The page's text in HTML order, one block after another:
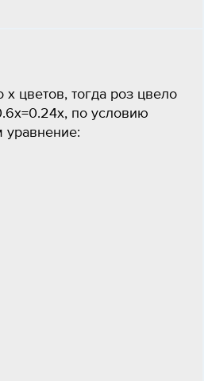
х цветов, тогда роз цвело
по условию
уравнение: